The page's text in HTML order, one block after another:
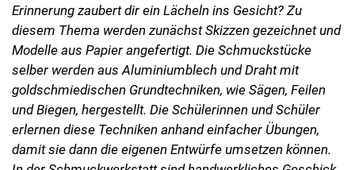
Erinnerung zaubert dir ein Lächeln ins Gesicht? Zu
diesem Thema werden zunächst Skizzen gezeichnet und
Modelle aus Papier angefertigt. Die Schmuckstücke
selber werden aus Aluminiumblech und Draht mit
goldschmiedischen Grundtechniken, wie Sägen, Feilen
und Biegen, hergestellt. Die Schülerinnen und Schüler
erlernen diese Techniken anhand einfacher Übungen,
damit sie dann die eigenen Entwürfe umsetzen können.